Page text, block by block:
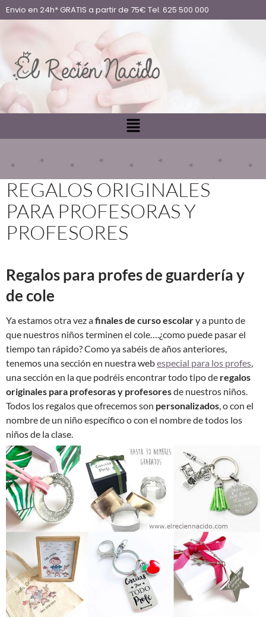
Envio en 24h* GRATIS a partir de 75€ Tel. 625 500 000
REGALOS ORIGINALES
PARA PROFESORAS Y
PROFESORES
Regalos para profes de guardería y
de cole
Ya estamos otra vez afinales de curso escolary a punto de
que nuestros niños terminen el cole….¿como puede pasar el
tiempo tan rápido? Como ya sabéis de años anteriores,
tenemos una sección en nuestra webespecial para los profes,
una sección en la que podréis encontrar todo tipo de regalos
originales para profesoras y profesoresde nuestros niños.
Todos los regalos que ofrecemos son personalizados, o con el
nombre de un niño específico o con el nombre de todos los
niños de la clase.